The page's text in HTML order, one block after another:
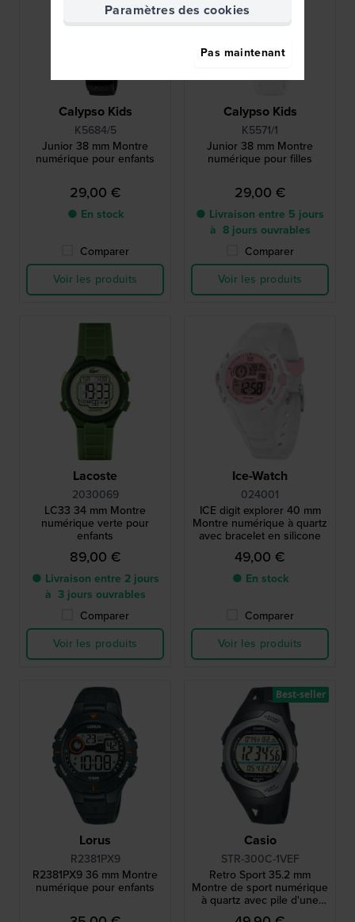
Calypso Kids
K5684/5
Junior 38 mm Montre
numérique pour enfants
29,00 €
● En stock
Comparer
Voir les produits
Calypso Kids
K5571/1
Junior 38 mm Montre
numérique pour filles
29,00 €
● Livraison entre 5 jours
à 8 jours ouvrables
Comparer
Voir les produits
Lacoste
2030069
LC33 34 mm Montre
numérique verte pour
enfants
89,00 €
● Livraison entre 2 jours
à 3 jours ouvrables
Comparer
Voir les produits
Ice-Watch
024001
ICE digit explorer 40 mm
Montre numérique à quartz
avec bracelet en silicone
49,00 €
● En stock
Comparer
Voir les produits
Lorus
R2381PX9
R2381PX9 36 mm Montre
numérique pour enfants
Casio
STR-300C-1VEF
Retro Sport 35.2 mm
Montre de sport numérique
à quartz avec pile d'une
durée de vie de 10 ans
Best-seller
Paramètres des cookies
Pas maintenant